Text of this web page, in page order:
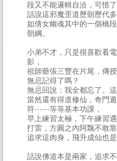
段又不能邏輯自洽，可惜了
話說這邪魔歪道歷朝歷代多
如倩女幽魂其中的一個橋
朝綱。
小弟不才，只是很喜歡看
影，
祖師爺張三豐在片尾，傳
無忌記得了嗎？
無忌回說：我全都忘了。
當然還有得道修仙，奇門
符⋯⋯等等基本功課，
早上練習太極，下午練習
打雷，方圓之內阿飄不敢靠
追求這肉身，飛升成仙也
話說佛道本是兩家，追求不